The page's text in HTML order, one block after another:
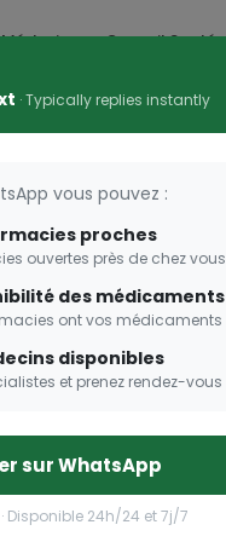
Médecins Conseil Santé
· Typically replies instantly
vous pouvez :
proches
ouvertes près de chez vous
des médicaments
ont vos médicaments
disponibles
et prenez rendez-vous
sur WhatsApp
Disponible 24h/24 et 7j/7